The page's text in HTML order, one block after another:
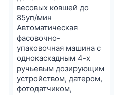
весовых ковшей до
85уп/мин
Автоматическая
фасовочно-
упаковочная машина с
однокаскадным 4-х
ручьевым дозирующим
устройством, датером,
фотодатчиком,